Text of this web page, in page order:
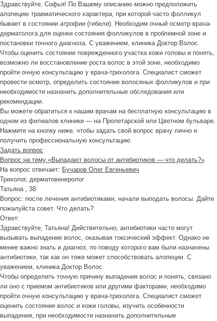
Здравствуйте, Софья! По Вашему описанию можно предположить
алопецию травматического характера, при которой часто фолликул
бывает в состоянии атрофии (гибели). Необходим очный осмотр врача-
дерматолога для оценки состояния фолликулов в проблемной зоне и
постановки точного диагноза. С уважением, клиника Доктор Волос.
Чтобы оценить состояние поврежденного участка кожи головы и понять,
возможно ли восстановление роста волос в этой зоне, необходимо
пройти очную консультацию у врача-трихолога. Специалист сможет
провести осмотр, определить состояние волосяных фолликулов и при
необходимости назначить дополнительные обследования или
рекомендации.
Вы можете обратиться к нашим врачам на бесплатную консультацию в
одном из филиалов клиники — на Пролетарской или Цветном бульваре.
Нажмите на кнопку ниже, чтобы задать свой вопрос врачу лично и
получить профессиональную консультацию.
Задать вопрос
Вопрос на тему «Выпадают волосы от антибиотиков — что делать?»
На вопрос отвечает: Бучаров Олег Евгеньевич
Трихолог, дерматовенеролог
Татьяна , 38
Вопрос: после лечения антибиотиками, начали выподать волосы. Дайте
пожалуйста совет. Что делать?
Ответ:
Здравствуйте, Татьяна! Действительно, антибиотики часто могут
вызывать выпадение волос, оказывая токсический эффект. Однако не
менее важно знать и диагноз, по поводу которого вам были назначены
антибиотики, так как он тоже может способствовать алопеции. С
уважением, клиника Доктор Волос.
Чтобы определить точную причину выпадения волос и понять, связано
ли оно с приемом антибиотиков или другими факторами, необходимо
пройти очную консультацию у врача-трихолога. Специалист сможет
оценить состояние волос и кожи головы, изучить особенности
выпадения, при необходимости назначить дополнительные